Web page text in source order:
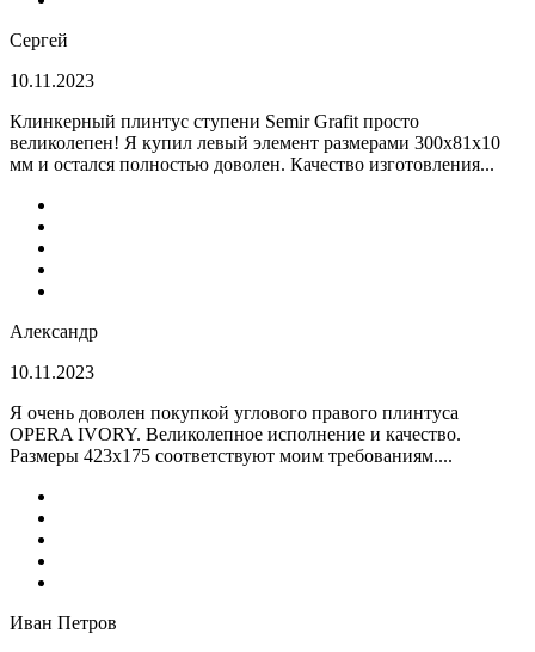
Сергей
10.11.2023
Клинкерный плинтус ступени Semir Grafit просто
великолепен! Я купил левый элемент размерами 300х81х10
мм и остался полностью доволен. Качество изготовления...
Александр
10.11.2023
Я очень доволен покупкой углового правого плинтуса
OPERA IVORY. Великолепное исполнение и качество.
Размеры 423х175 соответствуют моим требованиям....
Иван Петров